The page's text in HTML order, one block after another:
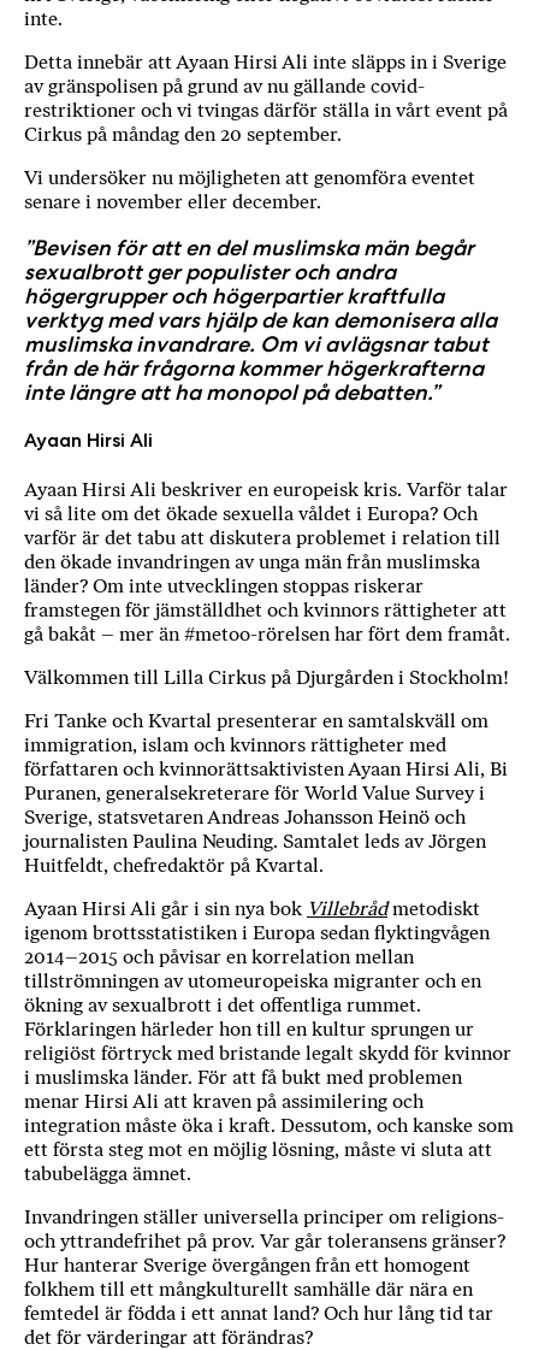
inte.
Detta innebär att Ayaan Hirsi Ali inte släpps in i Sverige
av gränspolisen på grund av nu gällande covid-
restriktioner och vi tvingas därför ställa in vårt event på
Cirkus på måndag den 20 september.
Vi undersöker nu möjligheten att genomföra eventet
senare i november eller december.
”Bevisen för att en del muslimska män begår
sexualbrott ger populister och andra
högergrupper och högerpartier kraftfulla
verktyg med vars hjälp de kan demonisera alla
muslimska invandrare. Om vi avlägsnar tabut
från de här frågorna kommer högerkrafterna
inte längre att ha monopol på debatten.”
Ayaan Hirsi Ali
Ayaan Hirsi Ali beskriver en europeisk kris. Varför talar
vi så lite om det ökade sexuella våldet i Europa? Och
varför är det tabu att diskutera problemet i relation till
den ökade invandringen av unga män från muslimska
länder? Om inte utvecklingen stoppas riskerar
framstegen för jämställdhet och kvinnors rättigheter att
gå bakåt – mer än #metoo-rörelsen har fört dem framåt.
Välkommen till Lilla Cirkus på Djurgården i Stockholm!
Fri Tanke och Kvartal presenterar en samtalskväll om
immigration, islam och kvinnors rättigheter med
författaren och kvinnorättsaktivisten Ayaan Hirsi Ali, Bi
Puranen, generalsekreterare för World Value Survey i
Sverige, statsvetaren Andreas Johansson Heinö och
journalisten Paulina Neuding. Samtalet leds av Jörgen
Huitfeldt, chefredaktör på Kvartal.
Ayaan Hirsi Ali går i sin nya bok Villebrådmetodiskt
igenom brottsstatistiken i Europa sedan flyktingvågen
2014–2015 och påvisar en korrelation mellan
tillströmningen av utomeuropeiska migranter och en
ökning av sexualbrott i det offentliga rummet.
Förklaringen härleder hon till en kultur sprungen ur
religiöst förtryck med bristande legalt skydd för kvinnor
i muslimska länder. För att få bukt med problemen
menar Hirsi Ali att kraven på assimilering och
integration måste öka i kraft. Dessutom, och kanske som
ett första steg mot en möjlig lösning, måste vi sluta att
tabubelägga ämnet.
Invandringen ställer universella principer om religions-
och yttrandefrihet på prov. Var går toleransens gränser?
Hur hanterar Sverige övergången från ett homogent
folkhem till ett mångkulturellt samhälle där nära en
femtedel är födda i ett annat land? Och hur lång tid tar
det för värderingar att förändras?